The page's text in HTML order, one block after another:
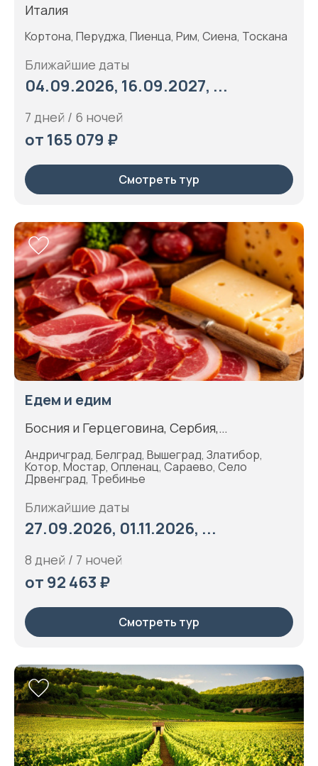
Италия
Кортона, Перуджа, Пиенца, Рим, Сиена, Тоскана
Ближайшие даты
04.09.2026, 16.09.2027, ...
7 дней / 6 ночей
от 165 079 ₽
Смотреть тур
Едем и едим
Босния и Герцеговина, Сербия,
Андричград, Белград, Вышеград, Златибор,
Котор, Мостар, Опленац, Сараево, Село
Дрвенград, Требинье
Ближайшие даты
27.09.2026, 01.11.2026, ...
8 дней / 7 ночей
от 92 463 ₽
Смотреть тур